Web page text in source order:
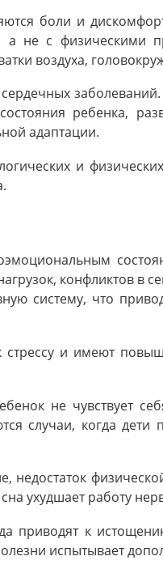
боли и
а не с физическими
воздуха,
ребенка,
адаптации.
и
конфликтов в
систему, что
стрессу и имеют
не чувствует
случаи, когда
ухудшает работу
приводят к
испытывает